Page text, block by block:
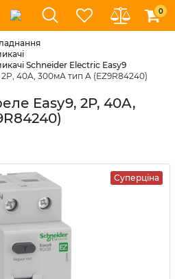
0
Schneider Electric Easy9
40A, 300мА тип A (EZ9R84240)
Easy9, 2P, 40A,
Суперціна